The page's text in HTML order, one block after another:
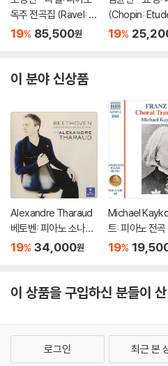
독주 전곡집 (Ravel: T
he Complete Solo Pi
19% 85,500원
(Chopin:
19%
이 분야 신상품
Alexandre Tharaud
베토벤: 피아노 소나타
30, 31, 32번 (Beetho
HQCD]
19% 34,000원
Michael
트: 피아노 전곡
9집 (Liszt:
19%
이 상품을 구입하신 분들이
로그인 최근 본